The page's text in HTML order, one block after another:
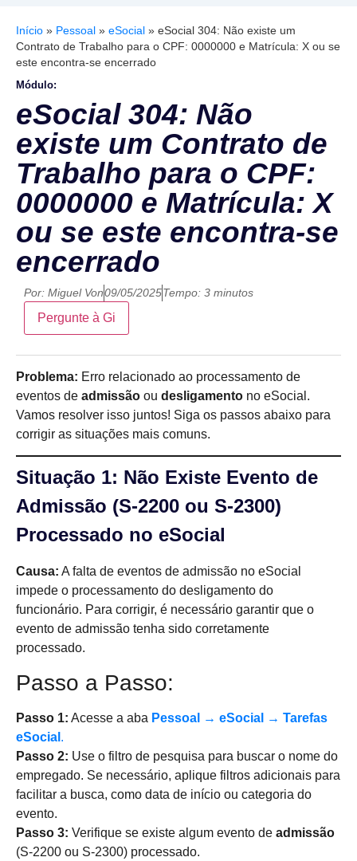
Início » Pessoal » eSocial » eSocial 304: Não existe um
Contrato de Trabalho para o CPF: 0000000 e Matrícula: X ou se
este encontra-se encerrado
Módulo:
eSocial 304: Não
existe um Contrato de
Trabalho para o CPF:
0000000 e Matrícula: X
ou se este encontra-se
encerrado
Por: Miguel Von09/05/2025Tempo: 3 minutos
Pergunte à Gi
Problema: Erro relacionado ao processamento de
eventos de admissão ou desligamento no eSocial.
Vamos resolver isso juntos! Siga os passos abaixo para
corrigir as situações mais comuns.
Situação 1: Não Existe Evento de
Admissão (S-2200 ou S-2300)
Processado no eSocial
Causa: A falta de eventos de admissão no eSocial
impede o processamento do desligamento do
funcionário. Para corrigir, é necessário garantir que o
evento de admissão tenha sido corretamente
processado.
Passo a Passo:
Passo 1: Acesse a aba Pessoal → eSocial → Tarefas
eSocial .
Passo 2: Use o filtro de pesquisa para buscar o nome do
empregado. Se necessário, aplique filtros adicionais para
facilitar a busca, como data de início ou categoria do
evento.
Passo 3: Verifique se existe algum evento de admissão
(S-2200 ou S-2300) processado.